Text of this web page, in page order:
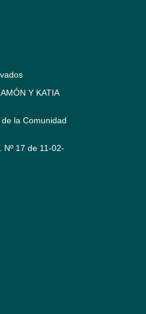
Y KATIA
la Comunidad
Nº 17 de 11-02-